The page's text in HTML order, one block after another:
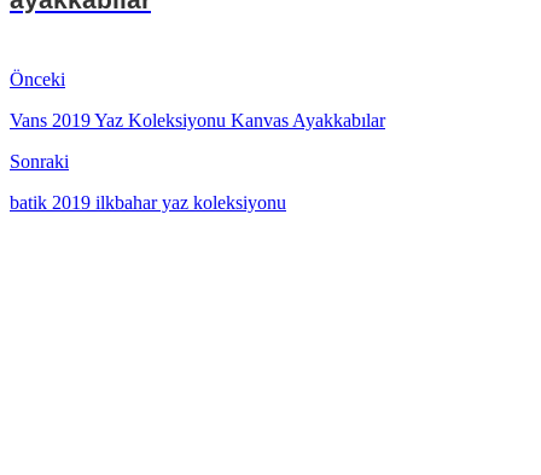
Önceki
Vans 2019 Yaz Koleksiyonu Kanvas Ayakkabılar
Sonraki
batik 2019 ilkbahar yaz koleksiyonu